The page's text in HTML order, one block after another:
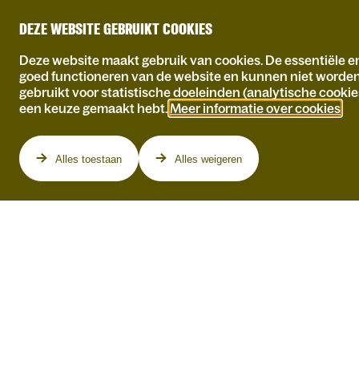
DEZE WEBSITE GEBRUIKT COOKIES
Deze website maakt gebruik van cookies. De essentiële
goed functioneren van de website en kunnen niet
gebruikt voor statistische doeleinden (analytische
een keuze gemaakt hebt. Meer informatie over cookies
Alles toestaan Alles weigeren